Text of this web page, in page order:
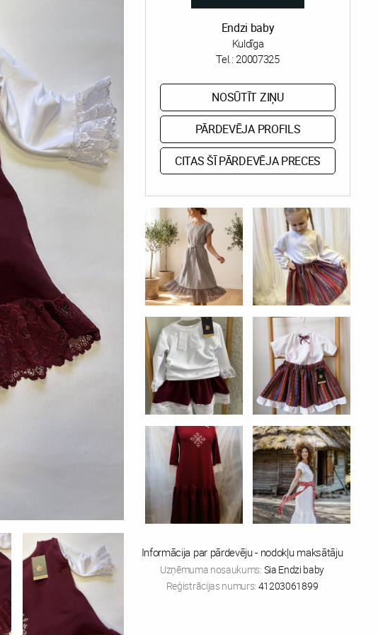
Endzi baby
Kuldīga
Tel.:20007325
NOSŪTĪT ZIŅU
PĀRDEVĒJA PROFILS
CITAS ŠĪ PĀRDEVĒJA PRECES
Informācija par pārdevēju - nodokļu maksātāju
Uzņēmuma nosaukums: Sia Endzi baby
Reģistrācijas numurs: 41203061899